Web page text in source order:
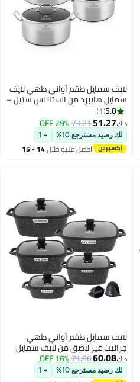
طقم أواني طهي لايف
من الستانلس ستيل –
داخلي بنمط
لاصق | متوافق مع
| سطح داخلي من
ستانلس ستيل 304 | قدور ومقلاة
73.21
29% OFF
10%
+ 1
احصل عليه خلال 14 - 15
طقم أواني طهي
لاصق من لايف سمايل
سيليكون – قدور
مع الحث الحراري،
71.86
16% OFF
10%
+ 1